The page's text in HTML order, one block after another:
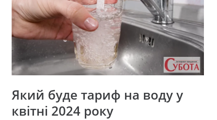
Який буде тариф на воду у
квітні 2024 року